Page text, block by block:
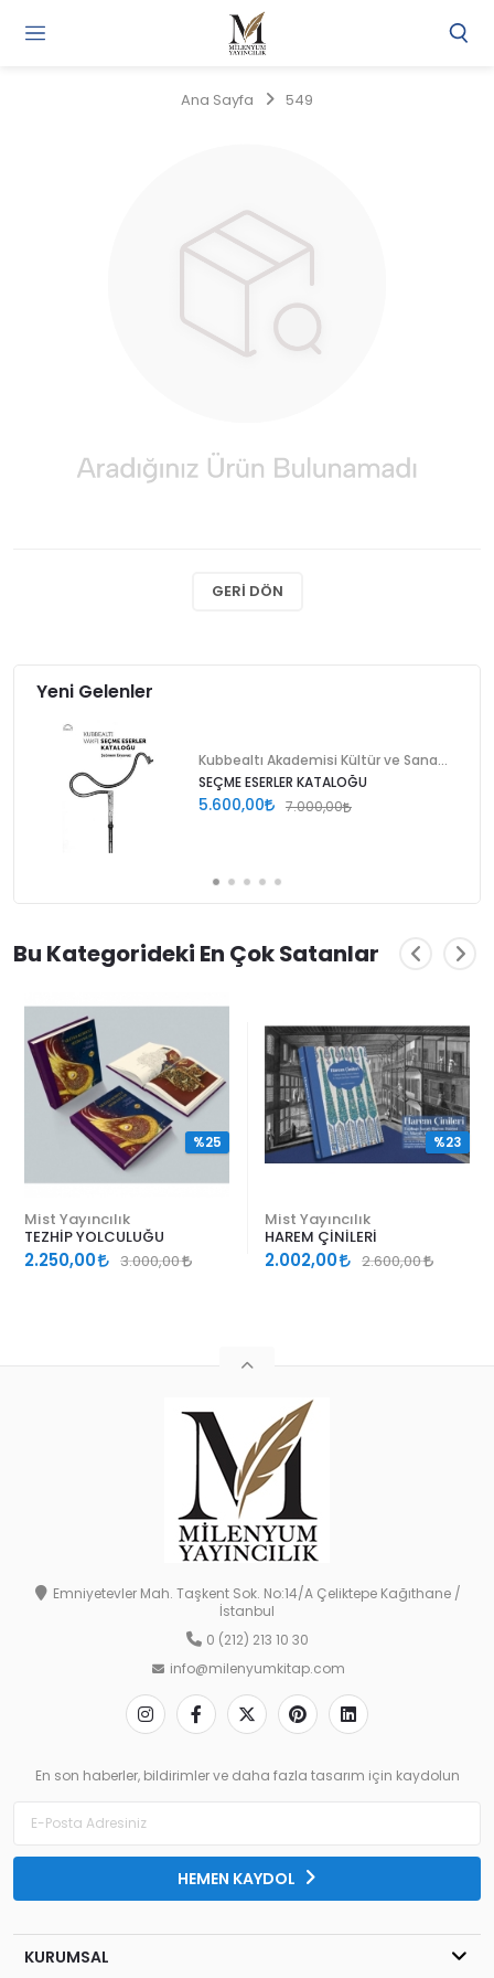
Ana Sayfa 549
GERI DÖN
Yeni Gelenler
SEÇME ESERLER KATALOĞU
5.600,00 7.000,00
Bu Kategorideki En Çok Satanlar
Mist Yayıncılık
TEZHİP YOLCULUĞU
2.250,00 3.000,00
%25
Mist Yayıncılık
HAREM ÇİNİLERİ
2.002,00 2.600,00
%23
Emniyetevler Mah. Taşkent Sok. No:14/A Çeliktepe Kağıthane /
İstanbul
0 (212) 213 10 30
info@milenyumkitap.com
En son haberler, bildirimler ve daha fazla tasarım için kaydolun
HEMEN KAYDOL
KURUMSAL